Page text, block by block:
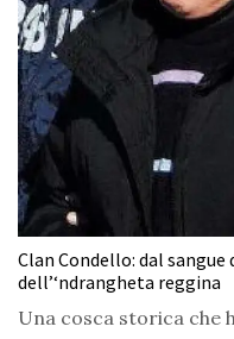
Clan Condello: dal
dell’‘ndrangheta reggina
Una cosca storica